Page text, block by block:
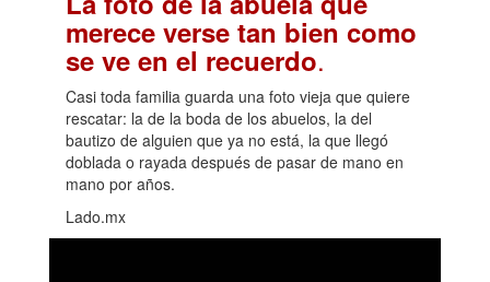
merece verse tan bien como
se ve en el recuerdo.
Casi toda familia guarda una foto vieja que quiere
rescatar: la de la boda de los abuelos, la del
bautizo de alguien que ya no está, la que llegó
doblada o rayada después de pasar de mano en
mano por años.
Lado.mx